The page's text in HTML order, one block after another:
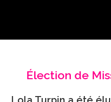
Élection de